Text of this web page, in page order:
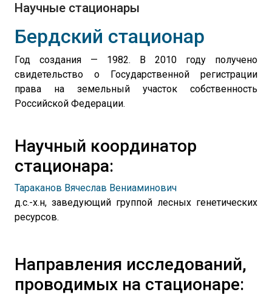
Научные стационары
Бердский стационар
Год создания — 1982. В 2010 году получено
свидетельство о Государственной регистрации
права на земельный участок собственность
Российской Федерации.
Научный координатор
стационара:
Тараканов Вячеслав Вениаминович
д.с.-х.н, заведующий группой лесных генетических
ресурсов.
Направления исследований,
проводимых на стационаре: